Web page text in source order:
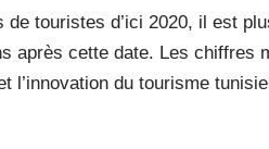
de touristes d’ici 2020, il est
après cette date. Les chiffres
l’innovation du tourisme